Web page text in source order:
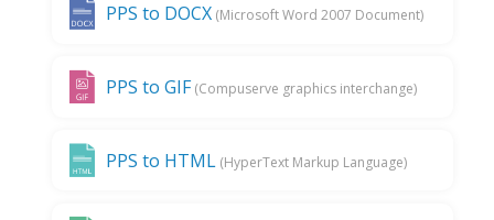
PPS to DOCX (Microsoft Word 2007 Document)
PPS to GIF (Compuserve graphics interchange)
PPS to HTML (HyperText Markup Language)